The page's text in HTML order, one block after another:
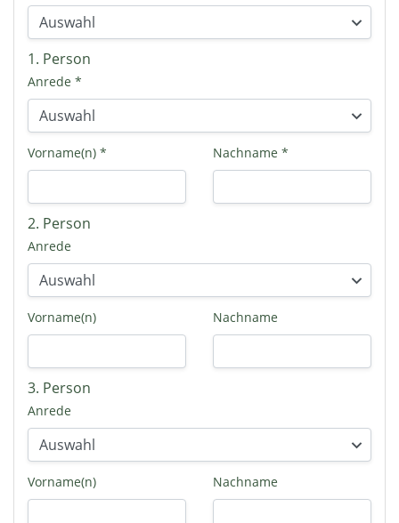
1. Person
Anrede *
Vorname(n) * Nachname *
2. Person
Anrede
Vorname(n) Nachname
3. Person
Anrede
Vorname(n) Nachname